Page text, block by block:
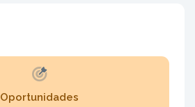
Oportunidades